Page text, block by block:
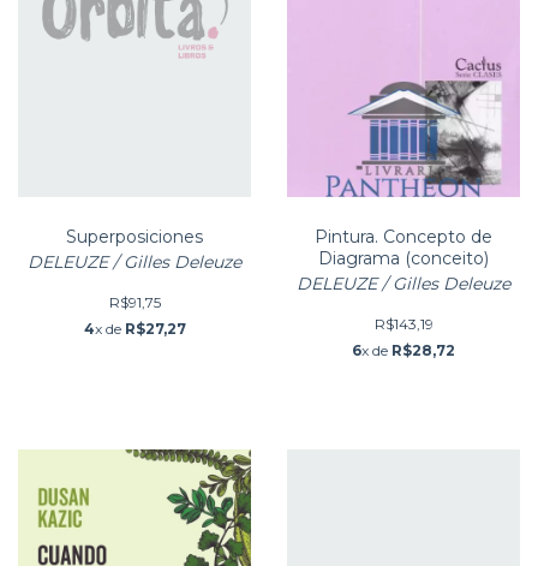
Superposiciones
DELEUZE / Gilles Deleuze
R$91,75
4x de R$27,27
Pintura. Concepto de
Diagrama (conceito)
DELEUZE / Gilles Deleuze
R$143,19
6x de R$28,72